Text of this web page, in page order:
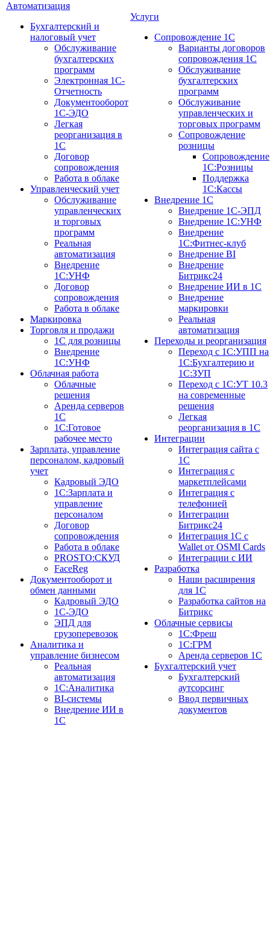
Автоматизация
Бухгалтерский и
налоговый учет
Обслуживание
бухгалтерских
программ
Электронная 1С-
Отчетность
Документооборот
1С-ЭДО
Легкая
реорганизация в
1С
Договор
сопровождения
Работа в облаке
Управленческий учет
Обслуживание
управленческих
и торговых
программ
Реальная
автоматизация
Внедрение
1С:УНФ
Договор
сопровождения
Работа в облаке
Маркировка
Торговля и продажи
1С для розницы
Внедрение
1С:УНФ
Облачная работа
Облачные
решения
Аренда серверов
1С
1C:Готовое
рабочее место
Зарплата, управление
персоналом, кадровый
учет
Кадровый ЭДО
1С:Зарплата и
управление
персоналом
Договор
сопровождения
Работа в облаке
PROSTO:СКУД
FaceReg
Документооборот и
обмен данными
Кадровый ЭДО
1С-ЭДО
ЭПД для
грузоперевозок
Аналитика и
управление бизнесом
Реальная
автоматизация
1С:Аналитика
BI-системы
Внедрение ИИ в
1С
Услуги
Сопровождение 1С
Варианты договоров
сопровождения 1С
Обслуживание
бухгалтерских
программ
Обслуживание
управленческих и
торговых программ
Сопровождение
розницы
Сопровождение
1С:Розницы
Поддержка
1С:Кассы
Внедрение 1С
Внедрение 1С-ЭПД
Внедрение 1С:УНФ
Внедрение
1С:Фитнес-клуб
Внедрение BI
Внедрение
Битрикс24
Внедрение ИИ в 1С
Внедрение
маркировки
Реальная
автоматизация
Переходы и реорганизация
Переход с 1С:УПП на
1С:Бухгалтерию и
1С:ЗУП
Переход с 1С:УТ 10.3
на современные
решения
Легкая
реорганизация в 1С
Интеграции
Интеграция сайта с
1С
Интеграция с
маркетплейсами
Интеграция с
телефонией
Интеграции
Битрикс24
Интеграция 1С с
Wallet от OSMI Cards
Интеграции с ИИ
Разработка
Наши расширения
для 1С
Разработка сайтов на
Битрикс
Облачные сервисы
1С:Фреш
1С:ГРМ
Аренда серверов 1С
Бухгалтерский учет
Бухгалтерский
аутсорсинг
Ввод первичных
документов